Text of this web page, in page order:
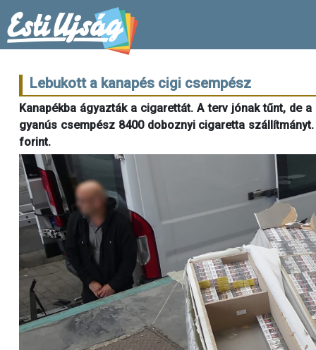
Lebukott a kanapés cigi csempész
Kanapékba ágyazták a cigarettát. A terv jónak tűnt, de
gyanús csempész 8400 doboznyi cigaretta
forint.